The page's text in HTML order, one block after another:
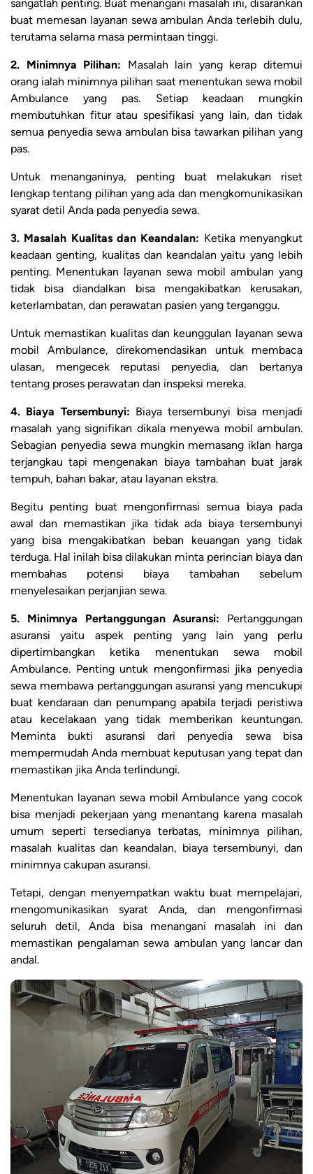
sangatlah penting. Buat menangani masalah ini, disarankan
buat memesan layanan sewa ambulan Anda terlebih dulu,
terutama selama masa permintaan tinggi.
2. Minimnya Pilihan: Masalah lain yang kerap ditemui
orang ialah minimnya pilihan saat menentukan sewa mobil
Ambulance yang pas. Setiap keadaan mungkin
membutuhkan fitur atau spesifikasi yang lain, dan tidak
semua penyedia sewa ambulan bisa tawarkan pilihan yang
pas.
Untuk menanganinya, penting buat melakukan riset
lengkap tentang pilihan yang ada dan mengkomunikasikan
syarat detil Anda pada penyedia sewa.
3. Masalah Kualitas dan Keandalan: Ketika menyangkut
keadaan genting, kualitas dan keandalan yaitu yang lebih
penting. Menentukan layanan sewa mobil ambulan yang
tidak bisa diandalkan bisa mengakibatkan kerusakan,
keterlambatan, dan perawatan pasien yang terganggu.
Untuk memastikan kualitas dan keunggulan layanan sewa
mobil Ambulance, direkomendasikan untuk membaca
ulasan, mengecek reputasi penyedia, dan bertanya
tentang proses perawatan dan inspeksi mereka.
4. Biaya Tersembunyi: Biaya tersembunyi bisa menjadi
masalah yang signifikan dikala menyewa mobil ambulan.
Sebagian penyedia sewa mungkin memasang iklan harga
terjangkau tapi mengenakan biaya tambahan buat jarak
tempuh, bahan bakar, atau layanan ekstra.
Begitu penting buat mengonfirmasi semua biaya pada
awal dan memastikan jika tidak ada biaya tersembunyi
yang bisa mengakibatkan beban keuangan yang tidak
terduga. Hal inilah bisa dilakukan minta perincian biaya dan
membahas potensi biaya tambahan sebelum
menyelesaikan perjanjian sewa.
5. Minimnya Pertanggungan Asuransi: Pertanggungan
asuransi yaitu aspek penting yang lain yang perlu
dipertimbangkan ketika menentukan sewa mobil
Ambulance. Penting untuk mengonfirmasi jika penyedia
sewa membawa pertanggungan asuransi yang mencukupi
buat kendaraan dan penumpang apabila terjadi peristiwa
atau kecelakaan yang tidak memberikan keuntungan.
Meminta bukti asuransi dari penyedia sewa bisa
mempermudah Anda membuat keputusan yang tepat dan
memastikan jika Anda terlindungi.
Menentukan layanan sewa mobil Ambulance yang cocok
bisa menjadi pekerjaan yang menantang karena masalah
umum seperti tersedianya terbatas, minimnya pilihan,
masalah kualitas dan keandalan, biaya tersembunyi, dan
minimnya cakupan asuransi.
Tetapi, dengan menyempatkan waktu buat mempelajari,
mengomunikasikan syarat Anda, dan mengonfirmasi
seluruh detil, Anda bisa menangani masalah ini dan
memastikan pengalaman sewa ambulan yang lancar dan
andal.